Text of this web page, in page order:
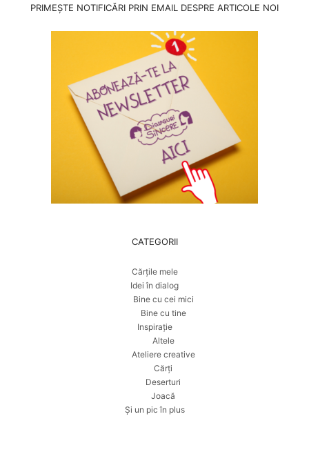
PRIMEȘTE NOTIFICĂRI PRIN EMAIL DESPRE ARTICOLE NOI
CATEGORII
Cărțile mele
Idei în dialog
Bine cu cei mici
Bine cu tine
Inspirație
Altele
Ateliere creative
Cărți
Deserturi
Joacă
Și un pic în plus